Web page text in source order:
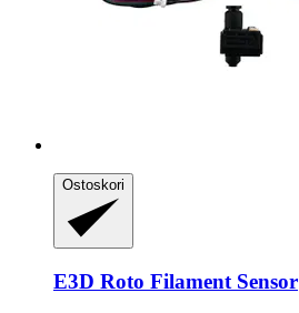
Ostoskori
E3D Roto Filament Sensor